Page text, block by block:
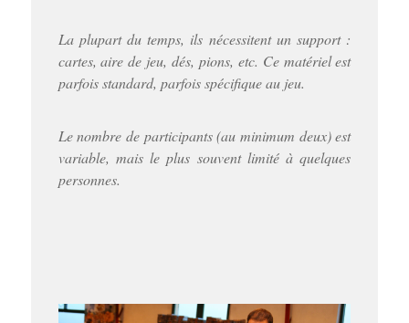
La plupart du temps, ils nécessitent un support :
cartes, aire de jeu, dés, pions, etc. Ce matériel est
parfois standard, parfois spécifique au jeu.
Le nombre de participants (au minimum deux) est
variable, mais le plus souvent limité à quelques
personnes.